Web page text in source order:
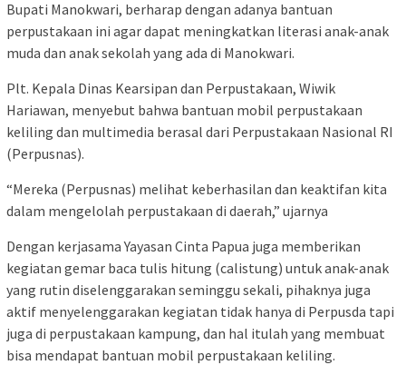
Bupati Manokwari, berharap dengan adanya bantuan
perpustakaan ini agar dapat meningkatkan literasi anak-anak
muda dan anak sekolah yang ada di Manokwari.
Plt. Kepala Dinas Kearsipan dan Perpustakaan, Wiwik
Hariawan, menyebut bahwa bantuan mobil perpustakaan
keliling dan multimedia berasal dari Perpustakaan Nasional RI
(Perpusnas).
“Mereka (Perpusnas) melihat keberhasilan dan keaktifan kita
dalam mengelolah perpustakaan di daerah,” ujarnya
Dengan kerjasama Yayasan Cinta Papua juga memberikan
kegiatan gemar baca tulis hitung (calistung) untuk anak-anak
yang rutin diselenggarakan seminggu sekali, pihaknya juga
aktif menyelenggarakan kegiatan tidak hanya di Perpusda tapi
juga di perpustakaan kampung, dan hal itulah yang membuat
bisa mendapat bantuan mobil perpustakaan keliling.